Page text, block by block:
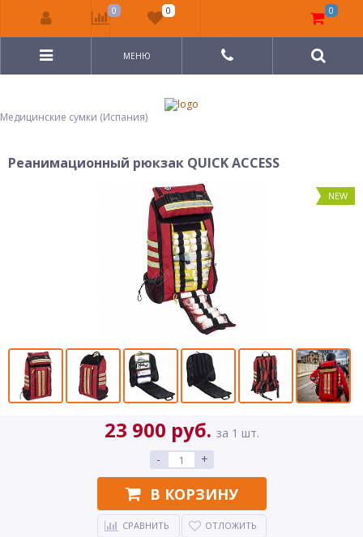
Медицинские сумки (Испания)
МЕНЮ
Реанимационный рюкзак QUICK ACCESS
NEW
23 900 руб. за 1 шт.
-
+
В КОРЗИНУ
СРАВНИТЬ ОТЛОЖИТЬ
0 0 0